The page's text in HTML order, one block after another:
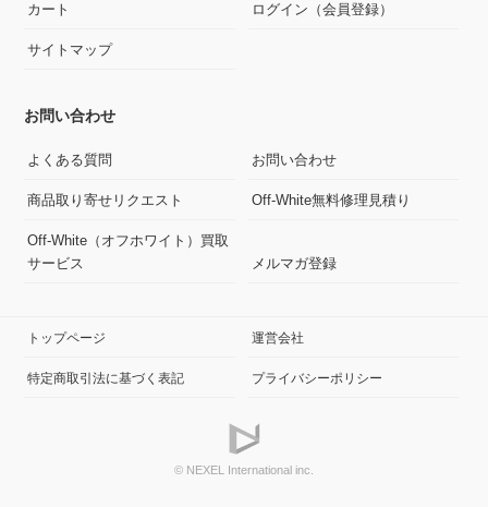
カート ログイン（会員登録）
サイトマップ
お問い合わせ
よくある質問 お問い合わせ
商品取り寄せリクエスト Off-White無料修理見積り
Off-White（オフホワイト）買取
サービス
メルマガ登録
トップページ 運営会社
特定商取引法に基づく表記 プライバシーポリシー
© NEXEL International inc.